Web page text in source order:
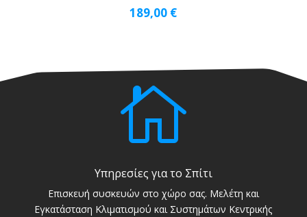
189,00 €

Υπηρεσίες για το Σπίτι
Επισκευή συσκευών στο χώρο σας. Μελέτη και
Εγκατάσταση Κλιματισμού και Συστημάτων Κεντρικής